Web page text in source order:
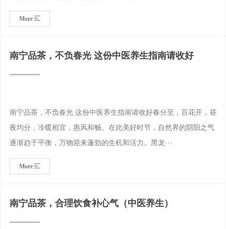
More
南宁品茶，不负春光 这份中医养生指南请收好
南宁品茶，不负春光 这份中医养生指南请收好春分至，百花开，昼
夜均分，冷暖相宜，惠风和畅。在此美好时节，自然界的阴阳之气
逐渐趋于平衡，万物迎来蓬勃的生机和活力。黑龙···
More
南宁品茶，合理饮食补心气（中医养生）